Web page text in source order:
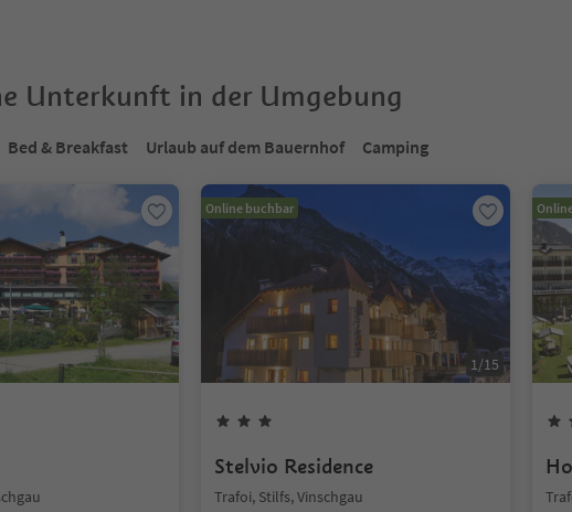
Unterkunft in der Umgebung
Bed & Breakfast Urlaub auf dem Bauernhof Camping
Online buchbar
1/15
Stelvio Residence
Trafoi, Stilfs, Vinschgau